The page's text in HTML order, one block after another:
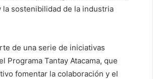
la sostenibilidad de la industria
de una serie de iniciativas
Programa Tantay Atacama, que
fomentar la colaboración y el